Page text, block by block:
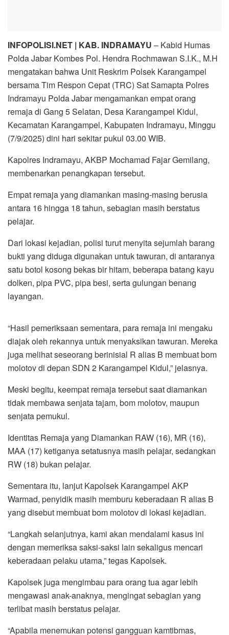
INFOPOLISI.NET | KAB. INDRAMAYU – Kabid Humas
Polda Jabar Kombes Pol. Hendra Rochmawan S.I.K., M.H
mengatakan bahwa Unit Reskrim Polsek Karangampel
bersama Tim Respon Cepat (TRC) Sat Samapta Polres
Indramayu Polda Jabar mengamankan empat orang
remaja di Gang 5 Selatan, Desa Karangampel Kidul,
Kecamatan Karangampel, Kabupaten Indramayu, Minggu
(7/9/2025) dini hari sekitar pukul 03.00 WIB.
Kapolres Indramayu, AKBP Mochamad Fajar Gemilang,
membenarkan penangkapan tersebut.
Empat remaja yang diamankan masing-masing berusia
antara 16 hingga 18 tahun, sebagian masih berstatus
pelajar.
Dari lokasi kejadian, polisi turut menyita sejumlah barang
bukti yang diduga digunakan untuk tawuran, di antaranya
satu botol kosong bekas bir hitam, beberapa batang kayu
dolken, pipa PVC, pipa besi, serta gulungan benang
layangan.
“Hasil pemeriksaan sementara, para remaja ini mengaku
diajak oleh rekannya untuk menyaksikan tawuran. Mereka
juga melihat seseorang berinisial R alias B membuat bom
molotov di depan SDN 2 Karangampel Kidul,” jelasnya.
Meski begitu, keempat remaja tersebut saat diamankan
tidak membawa senjata tajam, bom molotov, maupun
senjata pemukul.
Identitas Remaja yang Diamankan RAW (16), MR (16),
MAA (17) ketiganya setatusnya masih pelajar, sedangkan
RW (18) bukan pelajar.
Sementara itu, lanjut Kapolsek Karangampel AKP
Warmad, penyidik masih memburu keberadaan R alias B
yang disebut membuat bom molotov di lokasi kejadian.
“Langkah selanjutnya, kami akan mendalami kasus ini
dengan memeriksa saksi-saksi lain sekaligus mencari
keberadaan pelaku utama,” tegas Kapolsek.
Kapolsek juga mengimbau para orang tua agar lebih
mengawasi anak-anaknya, mengingat sebagian yang
terlibat masih berstatus pelajar.
“Apabila menemukan potensi gangguan kamtibmas,